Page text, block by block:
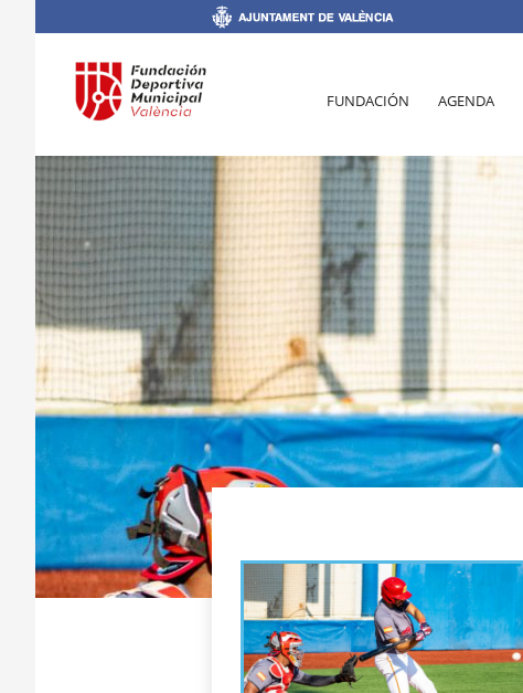
FUNDACIÓN AGENDA